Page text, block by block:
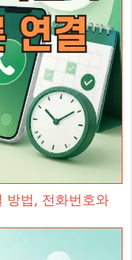
방법, 전화번호와